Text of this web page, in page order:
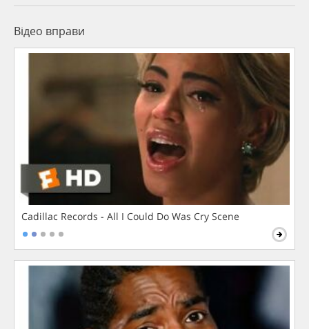
Відео вправи
Cadillac Records - All I Could Do Was Cry Scene